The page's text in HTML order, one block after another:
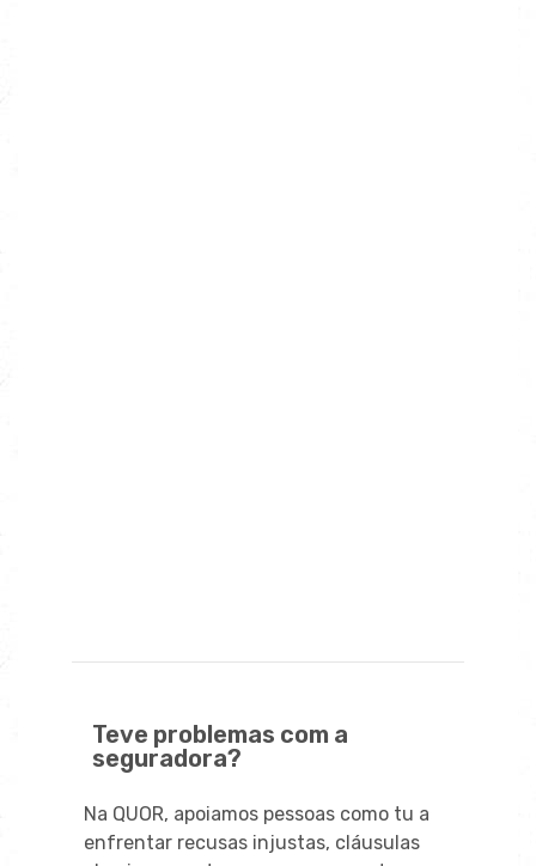
Teve problemas com a
seguradora?
Na QUOR, apoiamos pessoas como tu a
enfrentar recusas injustas, cláusulas